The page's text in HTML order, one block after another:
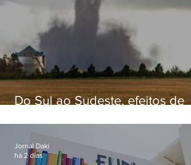
Do Sul ao Sudeste, efeitos de
apreensão na população
Jornal Daki
há 2 dias